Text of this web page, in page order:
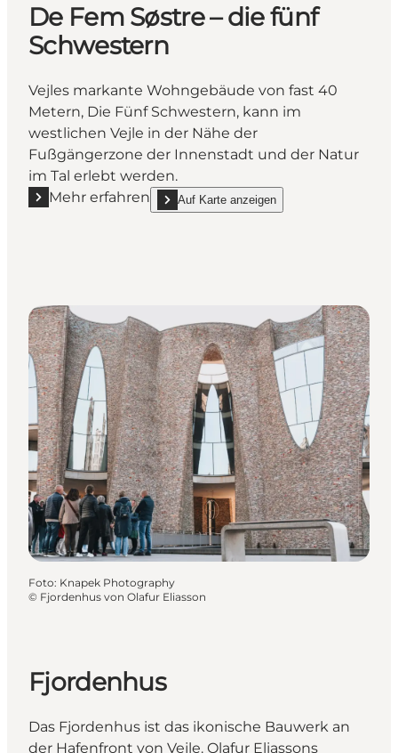
De Fem Søstre – die fünf
Schwestern
Vejles markante Wohngebäude von fast 40
Metern, Die Fünf Schwestern, kann im
westlichen Vejle in der Nähe der
Fußgängerzone der Innenstadt und der Natur
im Tal erlebt werden.
Mehr erfahren
Mehr erfahren "De Fem Søstre – die fünf
Auf Karte anzeigen
show De Fem Søstre – die fünf Schwestern
Foto: Knapek Photography
© Fjordenhus von Olafur Eliasson
Fjordenhus
Das Fjordenhus ist das ikonische Bauwerk an
der Hafenfront von Vejle. Olafur Eliassons